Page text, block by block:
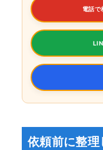
電話で
依頼前に整理